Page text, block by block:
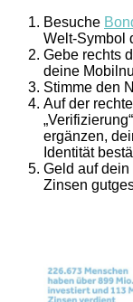
Besuche
Welt-Symbol
Gebe rechts
deine
Stimme den
Auf der
ergänzen,
Identität
Geld auf
Zinsen